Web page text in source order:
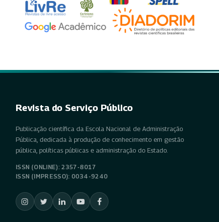
Revista do Serviço Público
Publicação científica da Escola Nacional de Administração
Pública, dedicada à produção de conhecimento em gestão
pública, políticas públicas e administração do Estado.
ISSN (ONLINE): 2357-8017
ISSN (IMPRESSO): 0034-9240